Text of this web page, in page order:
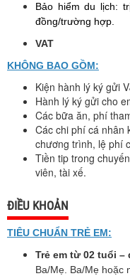
Bảo hiểm du lịch:
đồng/trường hợp.
VAT
KHÔNG BAO GỒM:
Kiện hành lý ký gửi
Hành lý ký gửi cho
Các bữa ăn, phí
Các chi phí cá nhân
chương trình, lệ phí
Tiền tip trong
viên, tài xế.
ĐIỀU KHOẢN
TIÊU CHUẨN TRẺ EM:
Trẻ em từ 02 tuổi
Ba/Mẹ. Ba/Mẹ hoặc